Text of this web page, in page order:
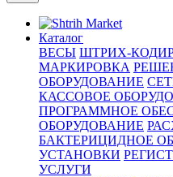
Каталог
ВЕСЫ ШТРИХ-
МАРКИРОВКА
ОБОРУДОВАНИЕ
КАССОВОЕ
ПРОГРАММНОЕ
ОБОРУДОВАНИЕ
БАКТЕРИЦИДНОЕ
УСТАНОВКИ
УСЛУГИ